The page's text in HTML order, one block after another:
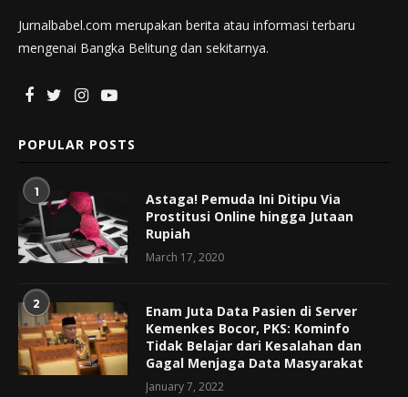
Jurnalbabel.com merupakan berita atau informasi terbaru
mengenai Bangka Belitung dan sekitarnya.
POPULAR POSTS
1
Astaga! Pemuda Ini Ditipu Via
Prostitusi Online hingga Jutaan
Rupiah
March 17, 2020
2
Enam Juta Data Pasien di Server
Kemenkes Bocor, PKS: Kominfo
Tidak Belajar dari Kesalahan dan
Gagal Menjaga Data Masyarakat
January 7, 2022